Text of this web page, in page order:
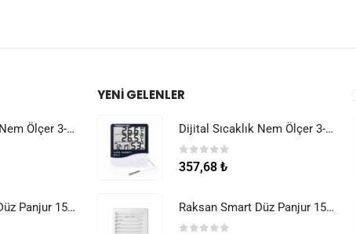
Dijital Sıcaklık Nem Ölçer 3-1 Sensör Kablolu
Raksan Smart Düz Panjur 150 mm Sinek Telli
YENI GELENLER
Dijital Sıcaklık Nem Ölçer 3-1 Sensör Kablolu
05 üzerinden
357,68 ₺
Raksan Smart Düz Panjur 150 mm Sinek Telli